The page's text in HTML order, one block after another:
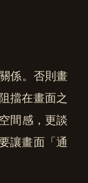
係。否則畫
擋在畫面之
間感，更談
讓畫面「通